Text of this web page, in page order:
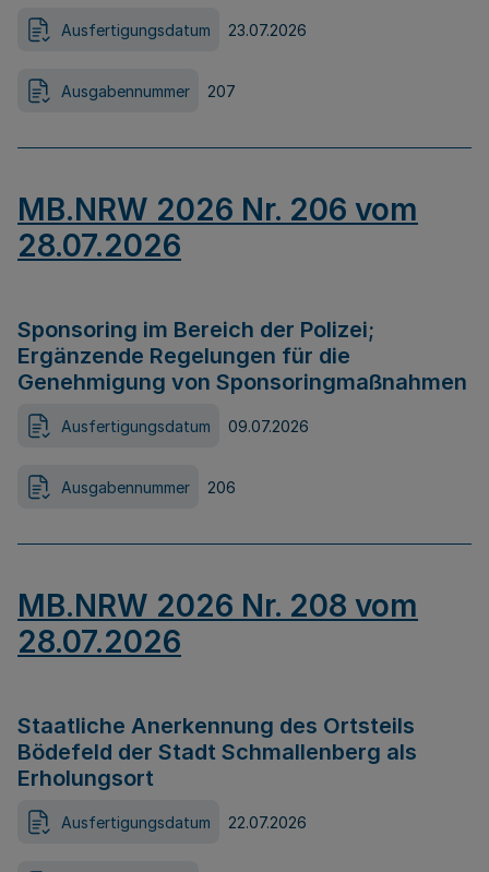
Ausfertigungsdatum 23.07.2026
Ausgabennummer 207
MB.NRW 2026 Nr. 206 vom
28.07.2026
Sponsoring im Bereich der Polizei;
Ergänzende Regelungen für die
Genehmigung von Sponsoringmaßnahmen
Ausfertigungsdatum 09.07.2026
Ausgabennummer 206
MB.NRW 2026 Nr. 208 vom
28.07.2026
Staatliche Anerkennung des Ortsteils
Bödefeld der Stadt Schmallenberg als
Erholungsort
Ausfertigungsdatum 22.07.2026